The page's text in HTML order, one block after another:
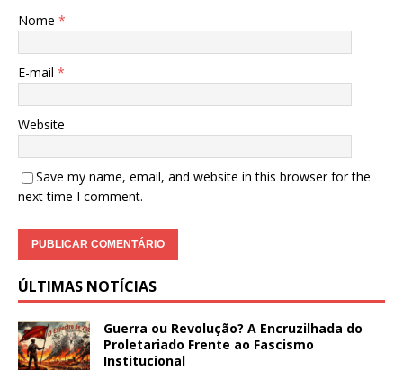
Nome *
E-mail *
Website
Save my name, email, and website in this browser for the
next time I comment.
ÚLTIMAS NOTÍCIAS
Guerra ou Revolução? A Encruzilhada do
Proletariado Frente ao Fascismo
Institucional